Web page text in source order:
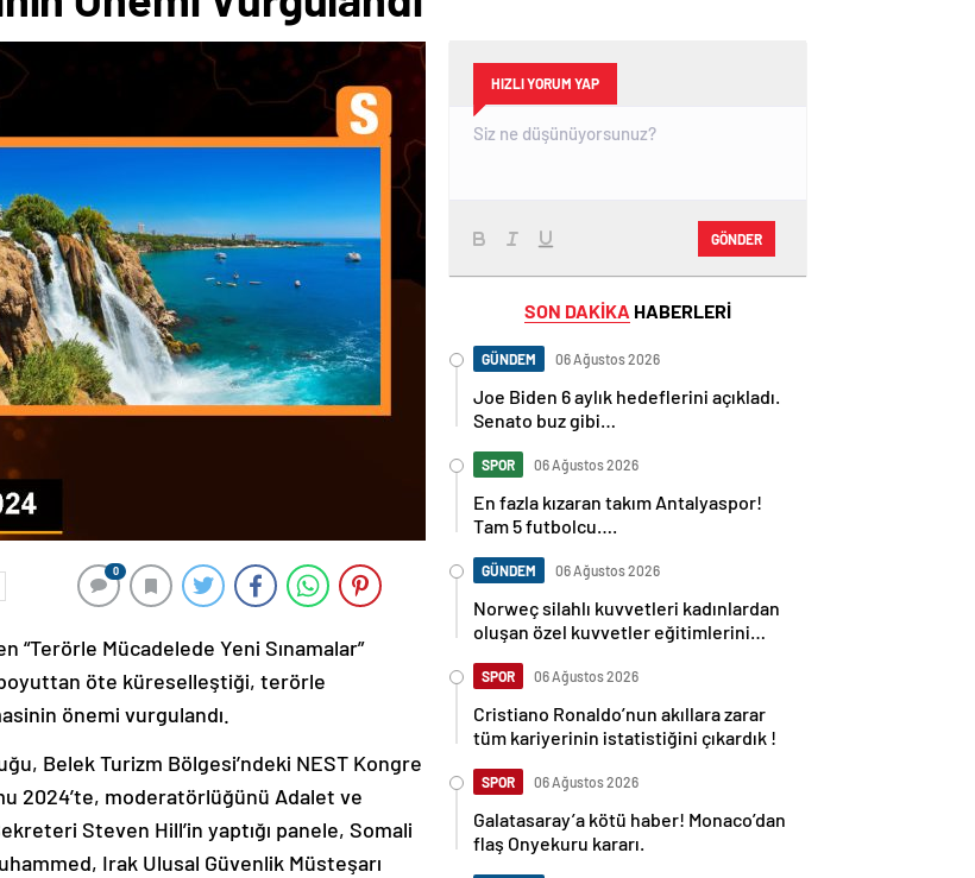
0
“Terörle Mücadelede Yeni Sınamalar”
öte küreselleştiği, terörle
önemi vurgulandı.
Belek Turizm Bölgesi’ndeki NEST Kongre
2024’te, moderatörlüğünü Adalet ve
Steven Hill’in yaptığı panele, Somali
Irak Ulusal Güvenlik Müsteşarı
HIZLI YORUM YAP
GÖNDER
SON DAKİKA HABERLERİ
GÜNDEM 06 Ağustos 2026
Joe Biden 6 aylık hedeflerini açıkladı.
Senato buz gibi…
SPOR 06 Ağustos 2026
En fazla kızaran takım Antalyaspor!
Tam 5 futbolcu….
GÜNDEM 06 Ağustos 2026
Norweç silahlı kuvvetleri kadınlardan
oluşan özel kuvvetler eğitimlerini
SPOR 06 Ağustos 2026
Cristiano Ronaldo’nun akıllara zarar
tüm kariyerinin istatistiğini çıkardık !
SPOR 06 Ağustos 2026
Galatasaray’a kötü haber! Monaco’dan
flaş Onyekuru kararı.